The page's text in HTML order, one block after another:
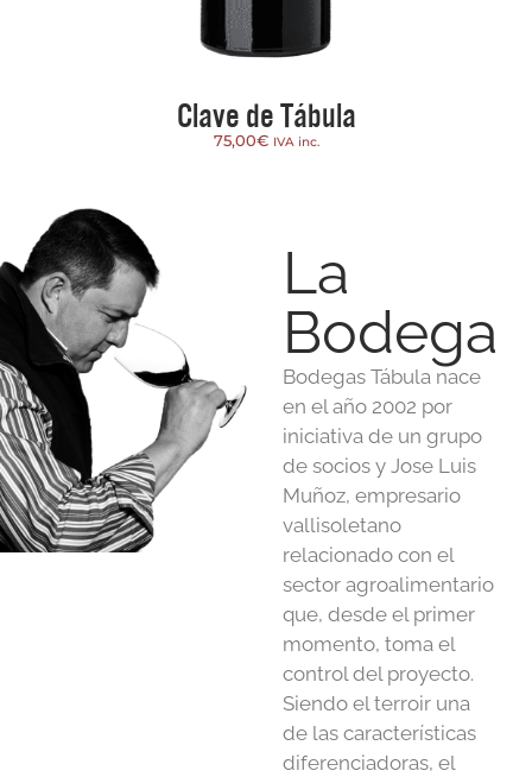
Clave de Tábula
75,00€ IVA inc.
La
Bodega
Bodegas Tábula nace
en el año 2002 por
iniciativa de un grupo
de socios y Jose Luis
Muñoz, empresario
vallisoletano
relacionado con el
sector agroalimentario
que, desde el primer
momento, toma el
control del proyecto.
Siendo el terroir una
de las características
diferenciadoras, el